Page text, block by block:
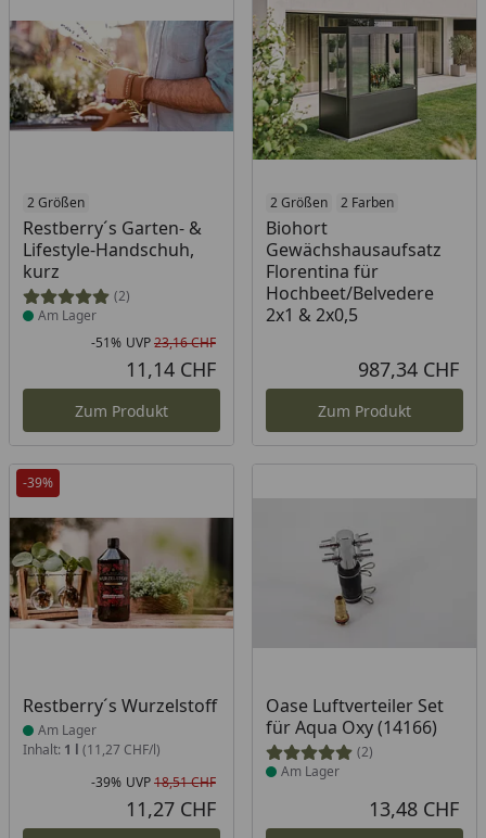
2 Größen
Restberry´s Garten- &
Lifestyle-Handschuh,
kurz
(2)
Produkt am Lager
Am Lager
Rabatt in Prozent
-51%
Ursprünglicher Preis
UVP23,16 CHF
11,14 CHF
Zum Produkt
2 Größen 2 Farben
Biohort
Gewächshausaufsatz
Florentina für
Hochbeet/Belvedere
2x1 & 2x0,5
987,34 CHF
Zum Produkt
-39%
Restberry´s Wurzelstoff
Produkt am Lager
Am Lager
Inhalt: 1 l (11,27 CHF/l)
Rabatt in Prozent
-39%
Ursprünglicher Preis
UVP18,51 CHF
11,27 CHF
Oase Luftverteiler Set
für Aqua Oxy (14166)
(2)
Produkt am Lager
Am Lager
13,48 CHF